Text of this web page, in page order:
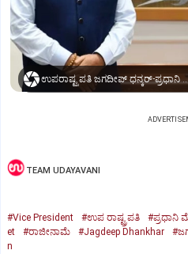
ಉಪರಾಷ್ಟ್ರಪತಿ ಜಗದೀಪ್‌
TEAM UDAYAVANI
#Vice President #ಉಪ ರಾಷ್ಟ್ರಪತಿ #ಪ್ರಧಾನಿ
et
#ರಾಜೀನಾಮೆ #Jagdeep Dhankhar
n